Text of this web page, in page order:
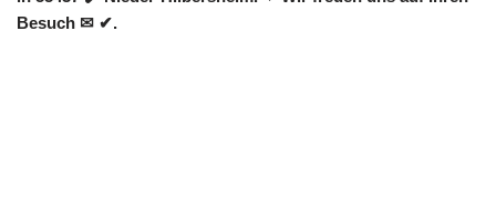
Besuch ✉ ✔.